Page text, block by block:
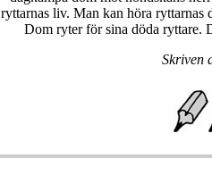
ryttarnas liv. Man kan höra ryttarnas
Dom ryter för sina döda ryttare.
Skriven